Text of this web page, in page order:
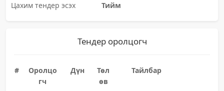
Цахим тендер эсэх
Тийм
Тендер оролцогч
#
Оролцо
гч
Дүн
Төл
өв
Тайлбар